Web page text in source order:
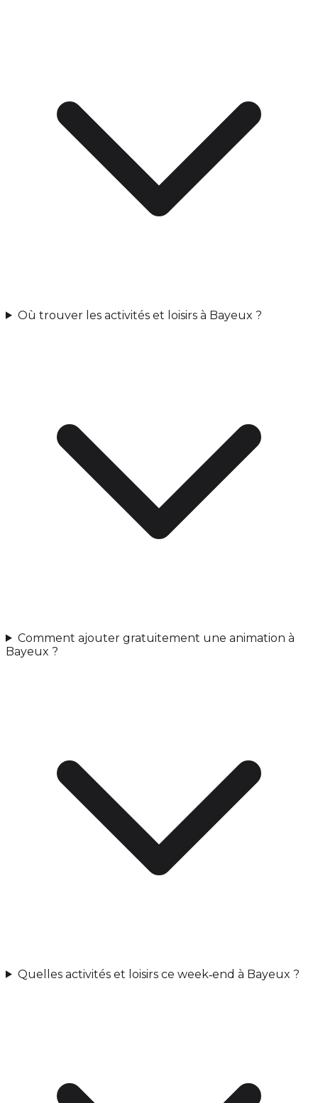
Où trouver les activités et loisirs à Bayeux ?
Comment ajouter gratuitement une animation à
Bayeux ?
Quelles activités et loisirs ce week‑end à Bayeux ?